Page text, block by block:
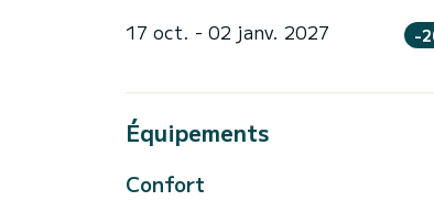
17 oct. - 02 janv. 2027 -
Équipements
Confort